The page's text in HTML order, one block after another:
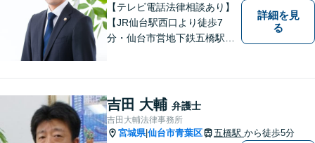
【テレビ電話法律相談あり】
【JR仙台駅西口より徒歩7
分・仙台市営地下鉄五橋駅北4
間・土曜相談あり】【明るく
キレイな完全個室相談室】
詳細を見
る
吉田 大輔 弁護士
吉田大輔法律事務所
宮城県|仙台市青葉区 五橋駅 から徒歩5分